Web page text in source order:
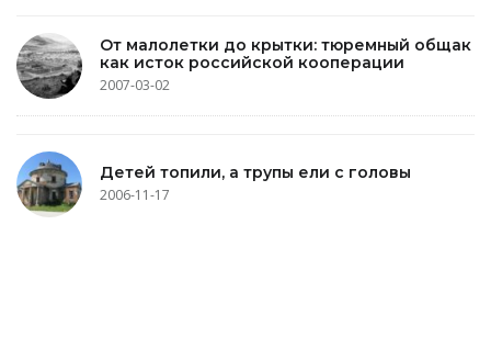
От малолетки до крытки: тюремный общак
как исток российской кооперации
2007-03-02
Детей топили, а трупы ели с головы
2006-11-17